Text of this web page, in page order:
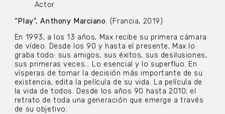
Actor
“Play”, Anthony Marciano. (Francia, 2019)
En 1993, a los 13 años, Max recibe su primera cámara
de vídeo. Desde los 90 y hasta el presente, Max lo
graba todo: sus amigos, sus éxitos, sus desilusiones,
sus primeras veces… Lo esencial y lo superfluo. En
vísperas de tomar la decisión más importante de su
existencia, edita la película de su vida. La película de
la vida de todos. Desde los años 90 hasta 2010; el
retrato de toda una generación que emerge a través
de su objetivo.